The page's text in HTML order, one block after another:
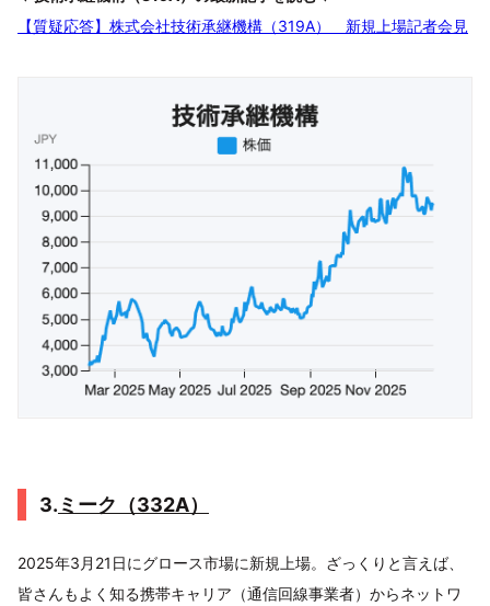
【質疑応答】株式会社技術承継機構（319A） 新規上場記者会見
3. ミーク（332A）
2025年3月21日にグロース市場に新規上場。ざっくりと言えば、
皆さんもよく知る携帯キャリア（通信回線事業者）からネットワ